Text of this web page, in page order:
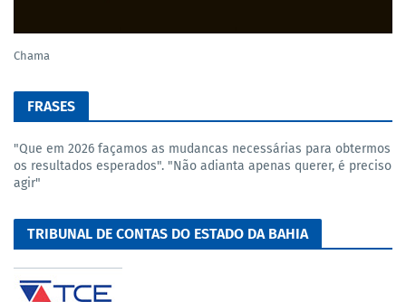
Chama
FRASES
"Que em 2026 façamos as mudancas necessárias para obtermos
os resultados esperados". "Não adianta apenas querer, é preciso
agir"
TRIBUNAL DE CONTAS DO ESTADO DA BAHIA